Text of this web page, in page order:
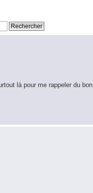
là pour me rappeler du